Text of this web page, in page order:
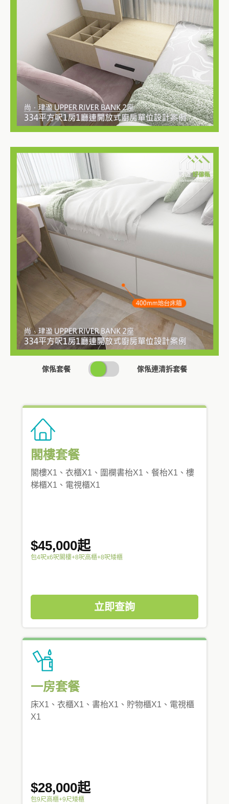
傢俬套餐
SWITCH
PRICING
傢俬連清拆套餐
閣樓套餐
閣樓X1、衣櫃X1、圍欄書枱X1、餐枱X1、樓
梯櫃X1、電視櫃X1
$45,000起
包4呎x6呎閣樓+8呎高櫃+8呎矮櫃
立即查詢
一房套餐
床X1、衣櫃X1、書枱X1、貯物櫃X1、電視櫃
X1
$28,000起
包9尺高櫃+9尺矮櫃